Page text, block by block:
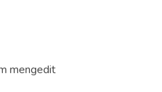
mengedit